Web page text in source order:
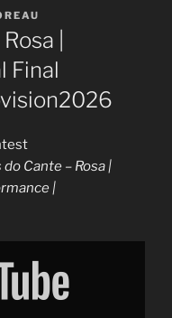
|
Final
Cante – Rosa |
|